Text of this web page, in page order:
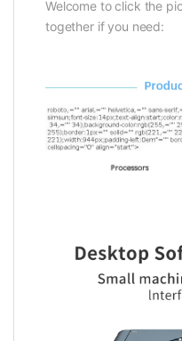
Welcome to click the
together if you need: